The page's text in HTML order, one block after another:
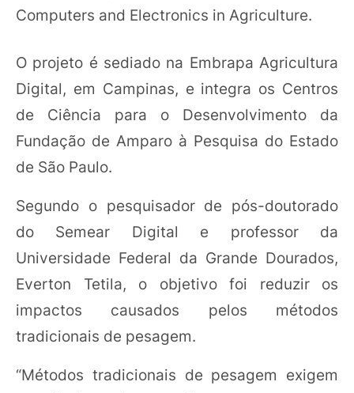
Computers and Electronics in Agriculture.
O projeto é sediado na Embrapa Agricultura
Digital, em Campinas, e integra os Centros
de Ciência para o Desenvolvimento da
Fundação de Amparo à Pesquisa do Estado
de São Paulo.
Segundo o pesquisador de pós-doutorado
do Semear Digital e professor da
Universidade Federal da Grande Dourados,
Everton Tetila, o objetivo foi reduzir os
impactos causados pelos métodos
tradicionais de pesagem.
“Métodos tradicionais de pesagem exigem